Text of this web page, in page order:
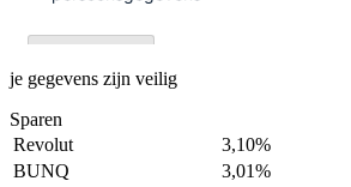
je gegevens zijn veilig
Sparen
Revolut
3,10%
BUNQ
3,01%